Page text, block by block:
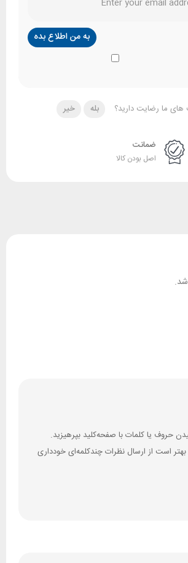
های ما رضایت دارید؟ بله خیر
ضمانت
اصل بودن کالا
شد.
است از ارسال نظرات چندکلمه‌‌ای خودداری